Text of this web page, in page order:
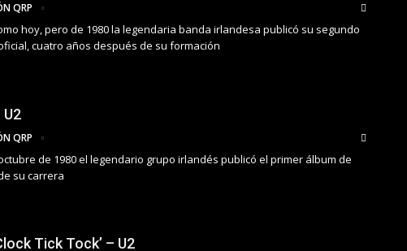
QRP
hoy, pero de 1980 la legendaria banda irlandesa publicó su segundo
cuatro años después de su formación
U2
QRP
de 1980 el legendario grupo irlandés publicó el primer álbum de
su carrera
Tick Tock’ – U2